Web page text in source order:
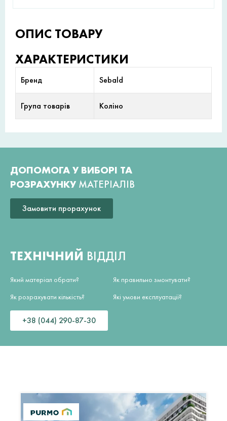
ОПИС ТОВАРУ
ХАРАКТЕРИСТИКИ
Бренд Sebald
Група товарів Коліно
ДОПОМОГА У ВИБОРІ ТА
РОЗРАХУНКУ МАТЕРІАЛІВ
Замовити прорахунок
ТЕХНІЧНИЙ ВІДДІЛ
Який матеріал обрати?
Як розрахувати кількість?
Як правильно змонтувати?
Які умови експлуатації?
+38 (044) 290-87-30